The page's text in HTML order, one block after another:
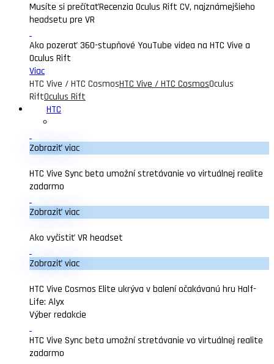
Musíte si prečítaťRecenzia Oculus Rift CV, najznámejšieho
headsetu pre VR
Ako pozerať 360-stupňové YouTube videa na HTC Vive a
Oculus Rift
Viac
HTC Vive / HTC CosmosHTC Vive / HTC CosmosOculus
RiftOculus Rift
HTC
Zobraziť viac
HTC Vive Sync beta umožní stretávanie vo virtuálnej realite
zadarmo
Zobraziť viac
Ako vyčistiť VR headset
Zobraziť viac
HTC Vive Cosmos Elite ukrýva v balení očakávanú hru Half-
Life: Alyx
Výber redakcie
HTC Vive Sync beta umožní stretávanie vo virtuálnej realite
zadarmo